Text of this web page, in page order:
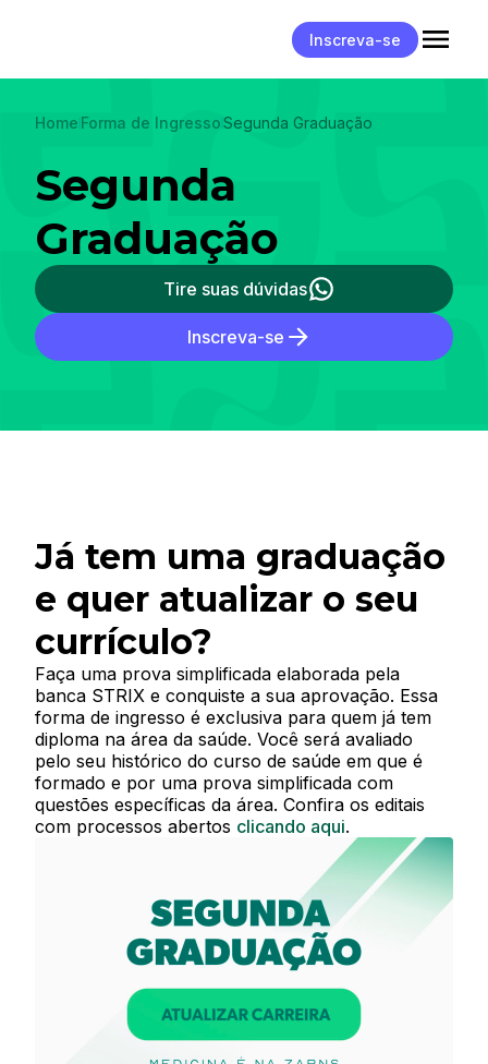
Inscreva-se
Home Forma de IngressoSegunda Graduação
Segunda
Graduação
Tire suas dúvidas
Inscreva-se
Já tem uma graduação
e quer atualizar o seu
currículo?
Faça uma prova simplificada elaborada pela
banca STRIX e conquiste a sua aprovação. Essa
forma de ingresso é exclusiva para quem já tem
diploma na área da saúde. Você será avaliado
pelo seu histórico do curso de saúde em que é
formado e por uma prova simplificada com
questões específicas da área. Confira os editais
com processos abertos clicando aqui.